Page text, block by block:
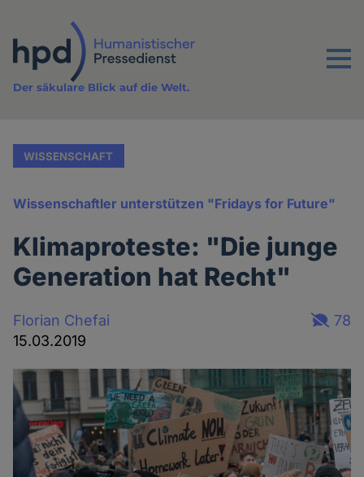
Inhalt
Menu
Der säkulare Blick auf die Welt.
WISSENSCHAFT
Wissenschaftler unterstützen "Fridays for Future"
Klimaproteste: "Die junge
Generation hat Recht"
Florian Chefai
15.03.2019
78